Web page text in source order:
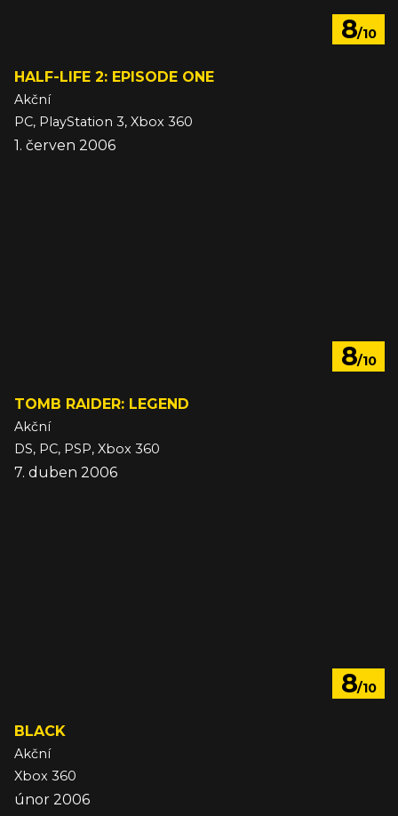
8/10
HALF-LIFE 2: EPISODE ONE
Akční
PC, PlayStation 3, Xbox 360
1. červen 2006
8/10
TOMB RAIDER: LEGEND
Akční
DS, PC, PSP, Xbox 360
7. duben 2006
8/10
BLACK
Akční
Xbox 360
únor 2006